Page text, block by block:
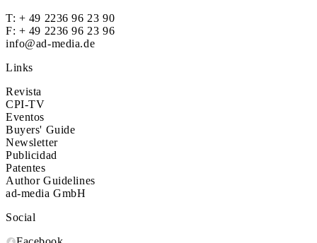
T: + 49 2236 96 23 90
F: + 49 2236 96 23 96
info@ad-media.de
Links
Revista
CPI-TV
Eventos
Buyers' Guide
Newsletter
Publicidad
Patentes
Author Guidelines
ad-media GmbH
Social